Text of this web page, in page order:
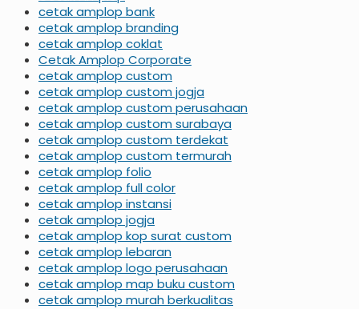
cetak amplop bank
cetak amplop branding
cetak amplop coklat
Cetak Amplop Corporate
cetak amplop custom
cetak amplop custom jogja
cetak amplop custom perusahaan
cetak amplop custom surabaya
cetak amplop custom terdekat
cetak amplop custom termurah
cetak amplop folio
cetak amplop full color
cetak amplop instansi
cetak amplop jogja
cetak amplop kop surat custom
cetak amplop lebaran
cetak amplop logo perusahaan
cetak amplop map buku custom
cetak amplop murah berkualitas